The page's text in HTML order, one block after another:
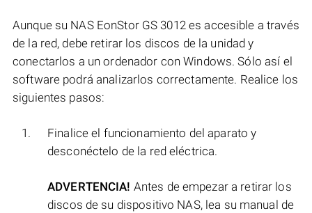
Aunque su NAS EonStor GS 3012 es accesible a través
de la red, debe retirar los discos de la unidad y
conectarlos a un ordenador con Windows. Sólo así el
software podrá analizarlos correctamente. Realice los
siguientes pasos:
Finalice el funcionamiento del aparato y
desconéctelo de la red eléctrica.
ADVERTENCIA! Antes de empezar a retirar los
discos de su dispositivo NAS, lea su manual de